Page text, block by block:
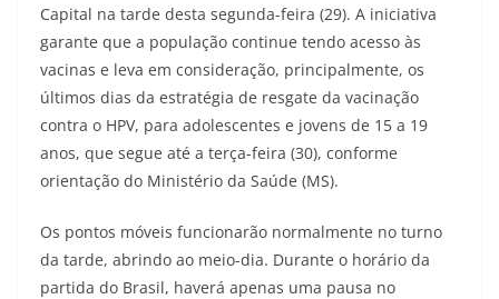
Capital na tarde desta segunda-feira (29). A iniciativa
garante que a população continue tendo acesso às
vacinas e leva em consideração, principalmente, os
últimos dias da estratégia de resgate da vacinação
contra o HPV, para adolescentes e jovens de 15 a 19
anos, que segue até a terça-feira (30), conforme
orientação do Ministério da Saúde (MS).
Os pontos móveis funcionarão normalmente no turno
da tarde, abrindo ao meio-dia. Durante o horário da
partida do Brasil, haverá apenas uma pausa no